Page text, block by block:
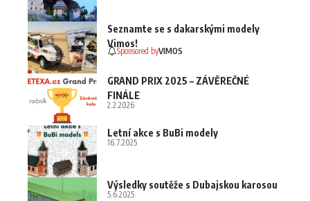
Seznamte se s dakarskými modely
Vimos!
Sponsored byVIMOS
GRAND PRIX 2025 – ZÁVĚREČNÉ
FINÁLE
2.2.2026
Letní akce s BuBi modely
16.7.2025
Výsledky soutěže s Dubajskou karosou
5.6.2025